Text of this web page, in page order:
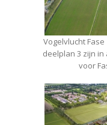
Vogelvlucht
deelplan 3 zijn
voor